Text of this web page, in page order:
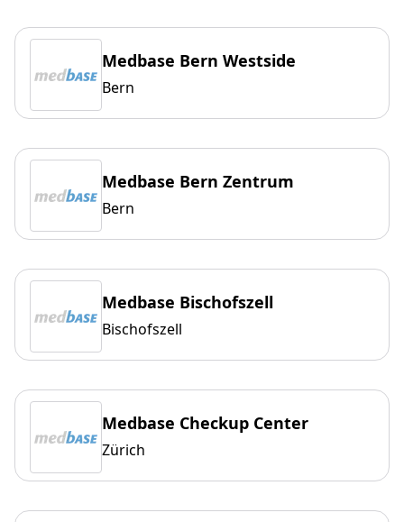
Medbase Bern Westside
Bern
Medbase Bern Zentrum
Bern
Medbase Bischofszell
Bischofszell
Medbase Checkup Center
Zürich